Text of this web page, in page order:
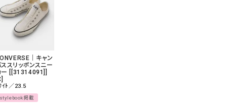
｜キャン
ススリッポンスニー
ー [[31314091]]
ｲﾄ／23.5
stylebook掲載